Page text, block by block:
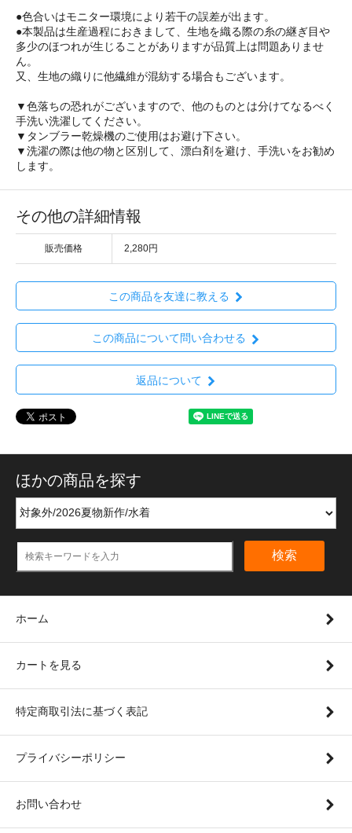
●色合いはモニター環境により若干の誤差が出ます。
●本製品は生産過程におきまして、生地を織る際の糸の継ぎ目や
多少のほつれが生じることがありますが品質上は問題ありませ
ん。
又、生地の織りに他繊維が混紡する場合もございます。
▼色落ちの恐れがございますので、他のものとは分けてなるべく
手洗い洗濯してください。
▼タンブラー乾燥機のご使用はお避け下さい。
▼洗濯の際は他の物と区別して、漂白剤を避け、手洗いをお勧め
します。
その他の詳細情報
販売価格 2,280円
この商品を友達に教える
この商品について問い合わせる
返品について
ほかの商品を探す
検索
ホーム
カートを見る
特定商取引法に基づく表記
プライバシーポリシー
お問い合わせ